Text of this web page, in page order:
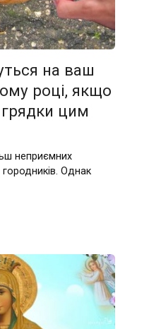
на ваш
році, якщо
цим
неприємних
городників. Однак